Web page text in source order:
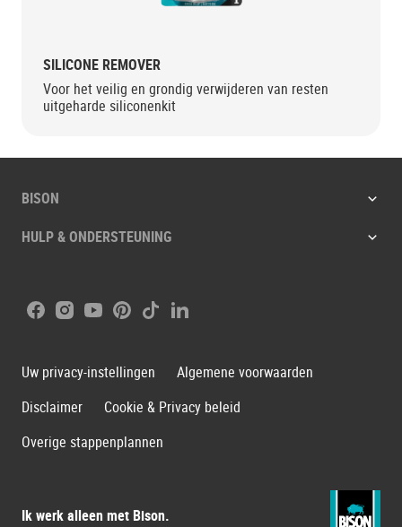
SILICONE REMOVER
Voor het veilig en grondig verwijderen van resten
uitgeharde siliconenkit
BISON
HULP & ONDERSTEUNING
Ik werk alleen met Bison.
Facebook
Instagram
YoutubePinterest
TiktokLinkedIn
Uw privacy-instellingen
Algemene voorwaarden
Disclaimer
Cookie & Privacy beleid
Overige stappenplannen